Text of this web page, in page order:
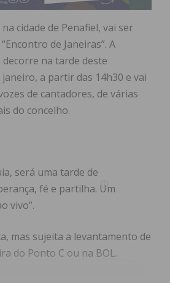
na cidade de Penafiel, vai ser
de Janeiras”. A
decorre na tarde deste
a partir das 14h30 e vai
de cantadores, de várias
do concelho.
será uma tarde de
fé e partilha. Um
vivo”.
mas sujeita a levantamento de
do Ponto C ou na BOL.